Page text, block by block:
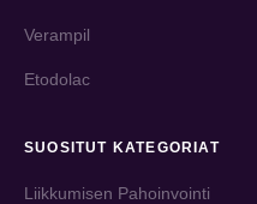
Verampil
Etodolac
SUOSITUT KATEGORIAT
Liikkumisen Pahoinvointi